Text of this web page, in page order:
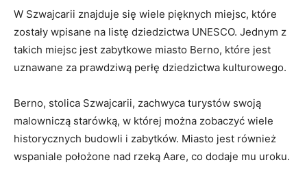
W Szwajcarii znajduje się wiele pięknych miejsc, które
zostały wpisane na listę dziedzictwa UNESCO. Jednym z
takich miejsc jest zabytkowe miasto Berno, które jest
uznawane za prawdziwą perłę dziedzictwa kulturowego.
Berno, stolica Szwajcarii, zachwyca turystów swoją
malowniczą starówką, w której można zobaczyć wiele
historycznych budowli i zabytków. Miasto jest również
wspaniale położone nad rzeką Aare, co dodaje mu uroku.